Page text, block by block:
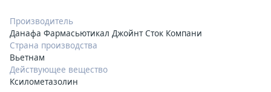
Производитель
Данафа Фармасьютикал Джойнт Сток Компани
Страна производства
Вьетнам
Действующее вещество
Ксилометазолин